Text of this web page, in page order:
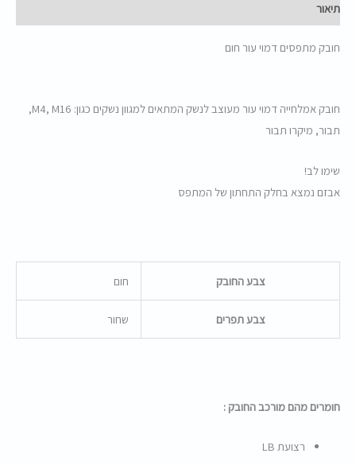
תיאור
חובק מתפסים דמוי עור חום
חובק אמלחייה דמוי עור מעוצב לנשק המתאים למגוון נשקים כגון: M4, M16,
תבור, מיקרו תבור
שימו לב!
אבזם נמצא בחלק התחתון של המתפס
צבע החובק חום
צבע תפרים שחור
חומרים מהם מורכב החובק :
רצועת LB